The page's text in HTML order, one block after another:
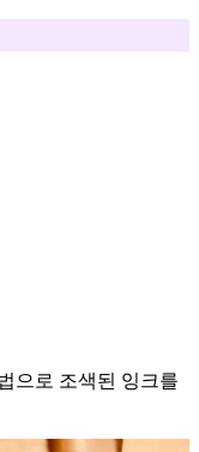
으로 조색된 잉크를